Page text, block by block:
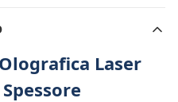
Laser